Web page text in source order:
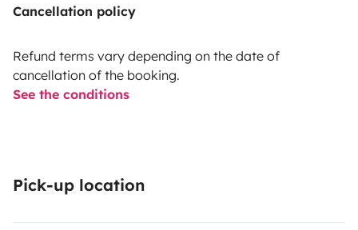
Cancellation policy
Refund terms vary depending on the date of
cancellation of the booking.
See the conditions
Pick-up location